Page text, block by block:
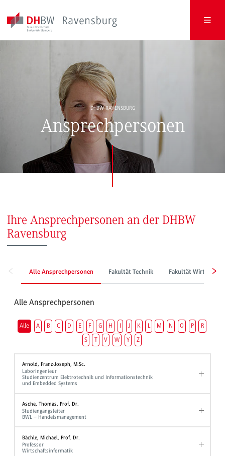
DHBW RAVENSBURG
Ansprechpersonen
Ihre Ansprechpersonen an der DHBW
Ravensburg
Alle Ansprechpersonen Fakultät Technik Fakultät Wirtschaft
Alle Ansprechpersonen
Alle A B C D E F G H I J K L M N O P
R
S
T V W Y Z
Arnold, Franz-Joseph, M.Sc.
Laboringenieur
Studienzentrum Elektrotechnik und Informationstechnik
und Embedded Systems
Asche, Thomas, Prof. Dr.
Studiengangsleiter
BWL – Handelsmanagement
Bächle, Michael, Prof. Dr.
Professor
Wirtschaftsinformatik